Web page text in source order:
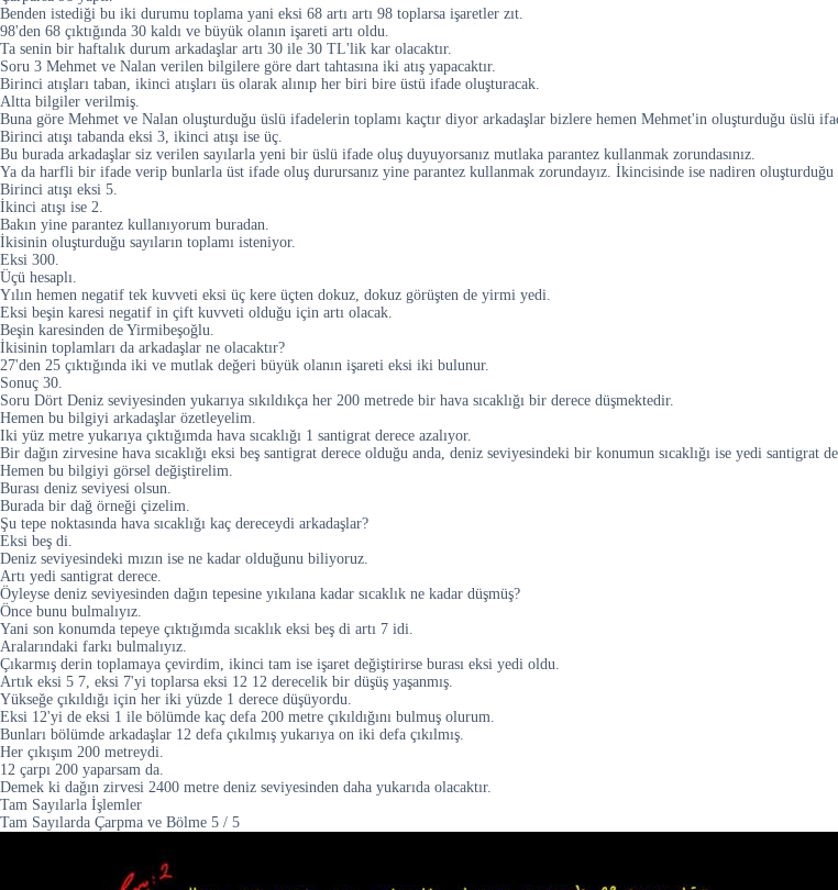
Benden istediği bu iki durumu toplama yani eksi 68 artı artı 98 toplarsa işaretler zıt.
98'den 68 çıktığında 30 kaldı ve büyük olanın işareti artı oldu.
Ta senin bir haftalık durum arkadaşlar artı 30 ile 30 TL'lik kar olacaktır.
Soru 3 Mehmet ve Nalan verilen bilgilere göre dart tahtasına iki atış yapacaktır.
Birinci atışları taban, ikinci atışları üs olarak alınıp her biri bire üstü ifade oluşturacak.
Altta bilgiler verilmiş.
Buna göre Mehmet ve Nalan oluşturduğu üslü ifadelerin toplamı kaçtır diyor arkadaşlar bizlere hemen Mehmet'in oluşturduğu üslü
Birinci atışı tabanda eksi 3, ikinci atışı ise üç.
Bu burada arkadaşlar siz verilen sayılarla yeni bir üslü ifade oluş duyuyorsanız mutlaka parantez kullanmak zorundasınız.
Ya da harfli bir ifade verip bunlarla üst ifade oluş durursanız yine parantez kullanmak zorundayız. İkincisinde ise nadiren oluşturduğu
Birinci atışı eksi 5.
İkinci atışı ise 2.
Bakın yine parantez kullanıyorum buradan.
İkisinin oluşturduğu sayıların toplamı isteniyor.
Eksi 300.
Üçü hesaplı.
Yılın hemen negatif tek kuvveti eksi üç kere üçten dokuz, dokuz görüşten de yirmi yedi.
Eksi beşin karesi negatif in çift kuvveti olduğu için artı olacak.
Beşin karesinden de Yirmibeşoğlu.
İkisinin toplamları da arkadaşlar ne olacaktır?
27'den 25 çıktığında iki ve mutlak değeri büyük olanın işareti eksi iki bulunur.
Sonuç 30.
Soru Dört Deniz seviyesinden yukarıya sıkıldıkça her 200 metrede bir hava sıcaklığı bir derece düşmektedir.
Hemen bu bilgiyi arkadaşlar özetleyelim.
Iki yüz metre yukarıya çıktığımda hava sıcaklığı 1 santigrat derece azalıyor.
Bir dağın zirvesine hava sıcaklığı eksi beş santigrat derece olduğu anda, deniz seviyesindeki bir konumun sıcaklığı ise yedi santigrat
Hemen bu bilgiyi görsel değiştirelim.
Burası deniz seviyesi olsun.
Burada bir dağ örneği çizelim.
Şu tepe noktasında hava sıcaklığı kaç dereceydi arkadaşlar?
Eksi beş di.
Deniz seviyesindeki mızın ise ne kadar olduğunu biliyoruz.
Artı yedi santigrat derece.
Öyleyse deniz seviyesinden dağın tepesine yıkılana kadar sıcaklık ne kadar düşmüş?
Önce bunu bulmalıyız.
Yani son konumda tepeye çıktığımda sıcaklık eksi beş di artı 7 idi.
Aralarındaki farkı bulmalıyız.
Çıkarmış derin toplamaya çevirdim, ikinci tam ise işaret değiştirirse burası eksi yedi oldu.
Artık eksi 5 7, eksi 7'yi toplarsa eksi 12 12 derecelik bir düşüş yaşanmış.
Yükseğe çıkıldığı için her iki yüzde 1 derece düşüyordu.
Eksi 12'yi de eksi 1 ile bölümde kaç defa 200 metre çıkıldığını bulmuş olurum.
Bunları bölümde arkadaşlar 12 defa çıkılmış yukarıya on iki defa çıkılmış.
Her çıkışım 200 metreydi.
12 çarpı 200 yaparsam da.
Demek ki dağın zirvesi 2400 metre deniz seviyesinden daha yukarıda olacaktır.
Tam Sayılarla İşlemler
Tam Sayılarda Çarpma ve Bölme 5 / 5